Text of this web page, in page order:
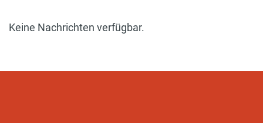
Keine Nachrichten verfügbar.